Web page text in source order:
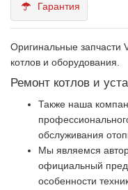
Гарантия
Оригинальные запчасти
котлов и оборудования.
Ремонт котлов и
Также наша
обслуживания
Мы являемся
официальный
особенности